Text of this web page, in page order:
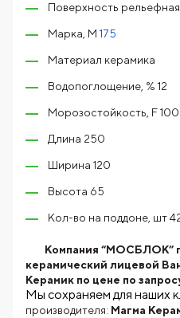
Поверхность рельефная
Марка, М 175
Материал керамика
Водопоглощение, % 12
Морозостойкость, F 100
Длина 250
Ширина 120
Высота 65
Кол-во на поддоне, шт
Компания “МОСБЛОК”
керамический лицевой
Керамик по цене по
Мы сохраняем для наших
производителя: Магма